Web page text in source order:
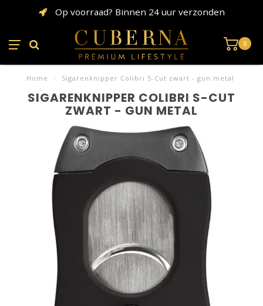
Op voorraad? Binnen 24 uur verzonden
0
Home / Sigarenknipper Colibri S-Cut zwart - gun metal
SIGARENKNIPPER COLIBRI S-CUT
ZWART - GUN METAL